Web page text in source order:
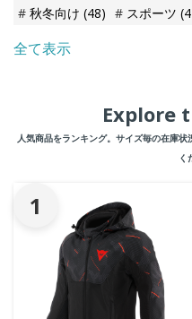
秋冬向け (48) スポーツ
全て表示
Explore
人気商品をランキング。サイズ毎の在庫
く
1